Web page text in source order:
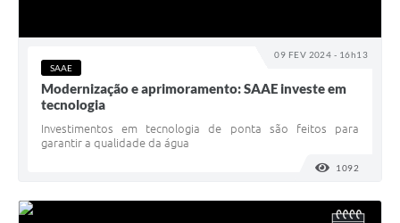
09 FEV 2024 - 16h13
SAAE
Modernização e aprimoramento: SAAE investe em
tecnologia
Investimentos em tecnologia de ponta são feitos para
garantir a qualidade da água
1092